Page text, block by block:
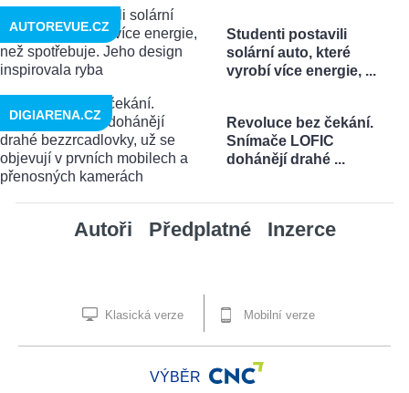
Studenti postavili
solární auto, které
vyrobí více energie, ...
AUTOREVUE.CZ
Revoluce bez čekání.
Snímače LOFIC
dohánějí drahé ...
DIGIARENA.CZ
Autoři Předplatné Inzerce
Klasická verze Mobilní verze
VÝBĚR